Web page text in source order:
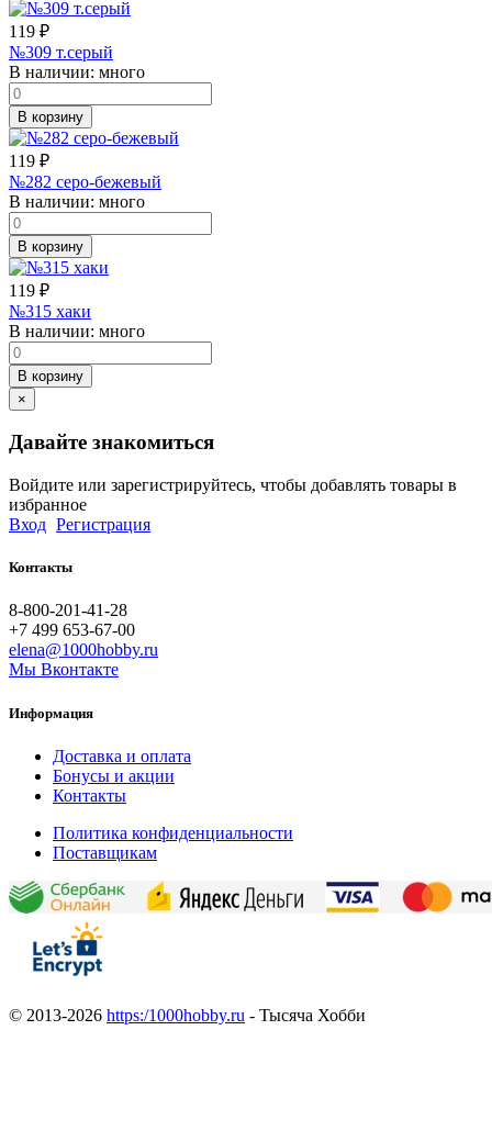
119 ₽
№309 т.серый
В наличии: много
В корзину
119 ₽
№282 серо-бежевый
В наличии: много
В корзину
119 ₽
№315 хаки
В наличии: много
В корзину
×
Давайте знакомиться
Войдите или зарегистрируйтесь, чтобы добавлять товары в
избранное
Вход Регистрация
Контакты
8-800-201-41-28
+7 499 653-67-00
elena@1000hobby.ru
Мы Вконтакте
Информация
Доставка и оплата
Бонусы и акции
Контакты
Политика конфиденциальности
Поставщикам
© 2013-2026 https:/1000hobby.ru - Тысяча Хобби